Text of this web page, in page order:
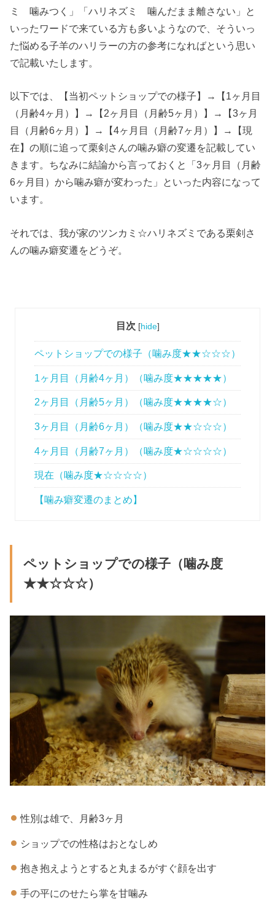
ミ 噛みつく」「ハリネズミ 噛んだまま離さない」と
いったワードで来ている方も多いようなので、そういっ
た悩める子羊のハリラーの方の参考になればという思い
で記載いたします。
以下では、【当初ペットショップでの様子】→【1ヶ月目
（月齢4ヶ月）】→【2ヶ月目（月齢5ヶ月）】→【3ヶ月
目（月齢6ヶ月）】→【4ヶ月目（月齢7ヶ月）】→【現
在】の順に追って栗剣さんの噛み癖の変遷を記載してい
きます。ちなみに結論から言っておくと「3ヶ月目（月齢
6ヶ月目）から噛み癖が変わった」といった内容になって
います。
それでは、我が家のツンカミ☆ハリネズミである栗剣さ
んの噛み癖変遷をどうぞ。
目次 [hide]
ペットショップでの様子（噛み度★★☆☆☆）
1ヶ月目（月齢4ヶ月）（噛み度★★★★★）
2ヶ月目（月齢5ヶ月）（噛み度★★★★☆）
3ヶ月目（月齢6ヶ月）（噛み度★★☆☆☆）
4ヶ月目（月齢7ヶ月）（噛み度★☆☆☆☆）
現在（噛み度★☆☆☆☆）
【噛み癖変遷のまとめ】
ペットショップでの様子（噛み度
★★☆☆☆）
性別は雄で、月齢3ヶ月
ショップでの性格はおとなしめ
抱き抱えようとすると丸まるがすぐ顔を出す
手の平にのせたら掌を甘噛み